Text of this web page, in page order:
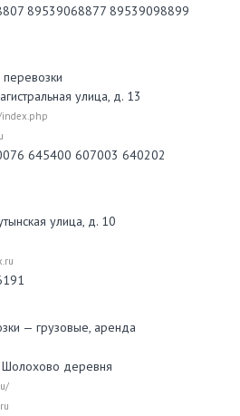
89539068877 89539098899
улица, д. 13
index.php
645400 607003 640202
улица, д. 10
— грузовые, аренда
Шолохово деревня